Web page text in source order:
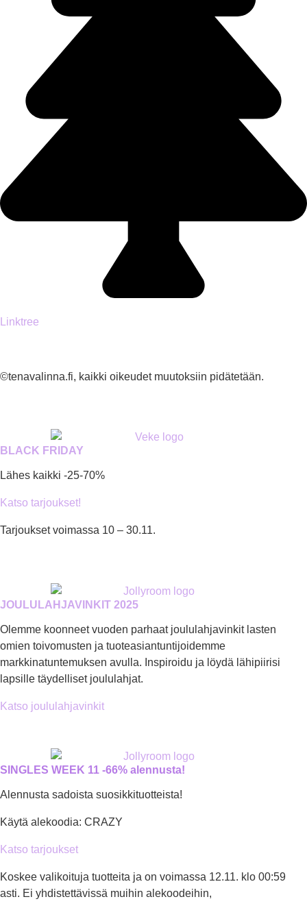
Linktree
©tenavalinna.fi, kaikki oikeudet muutoksiin pidätetään.
BLACK FRIDAY
Lähes kaikki -25-70%
Katso tarjoukset!
Tarjoukset voimassa 10 – 30.11.
JOULULAHJAVINKIT 2025
Olemme koonneet vuoden parhaat joululahjavinkit lasten
omien toivomusten ja tuoteasiantuntijoidemme
markkinatuntemuksen avulla. Inspiroidu ja löydä lähipiirisi
lapsille täydelliset joululahjat.
Katso joululahjavinkit
SINGLES WEEK 11 -66% alennusta!
Alennusta sadoista suosikkituotteista!
Käytä alekoodia: CRAZY
Katso tarjoukset
Koskee valikoituja tuotteita ja on voimassa 12.11. klo 00:59
asti. Ei yhdistettävissä muihin alekoodeihin,